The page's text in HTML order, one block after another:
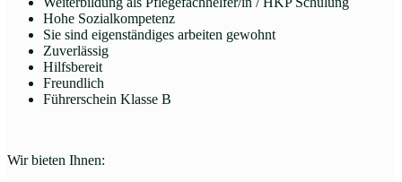
Hohe Sozialkompetenz
Sie sind eigenständiges arbeiten gewohnt
Zuverlässig
Hilfsbereit
Freundlich
Führerschein Klasse B
Wir bieten Ihnen: